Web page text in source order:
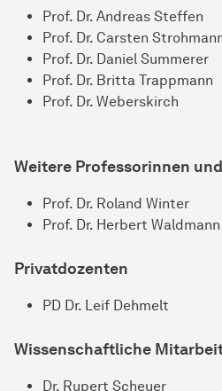
Prof. Dr. Andreas Steffen
Prof. Dr. Carsten
Prof. Dr. Daniel Summerer
Prof. Dr. Britta Trappmann
Prof. Dr. Weberskirch
Weitere Professorinnen
Prof. Dr. Roland Winter
Prof. Dr. Herbert
Privatdozenten
PD Dr. Leif Dehmelt
Wissenschaftliche
Dr. Rupert Scheuer